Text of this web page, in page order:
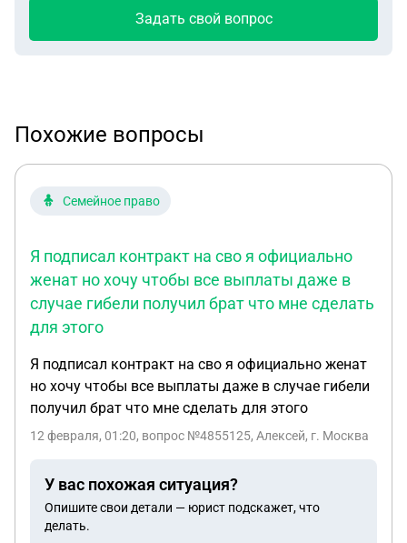
Задать свой вопрос
Похожие вопросы
Семейное право
Я подписал контракт на сво я официально
женат но хочу чтобы все выплаты даже в
случае гибели получил брат что мне сделать
для этого
Я подписал контракт на сво я официально женат
но хочу чтобы все выплаты даже в случае гибели
получил брат что мне сделать для этого
12 февраля, 01:20, вопрос №4855125, Алексей, г. Москва
У вас похожая ситуация?
Опишите свои детали — юрист подскажет, что
делать.